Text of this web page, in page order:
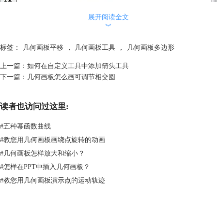
选中点A和A’后构造射线AA’
3.构造线段和中点。在射线上任取一点B，利用线段直尺工具连接AB。选
展开阅读全文
︾
标签： 几何画板平移 ， 几何画板工具 ， 几何画板多边形
上一篇： 如何在自定义工具中添加箭头工具
下一篇： 几何画板怎么画可调节相交圆
读者也访问过这里:
#五种幂函数曲线
#教您用几何画板画绕点旋转的动画
#几何画板怎样放大和缩小？
#怎样在PPT中插入几何画板？
#教您用几何画板演示点的运动轨迹